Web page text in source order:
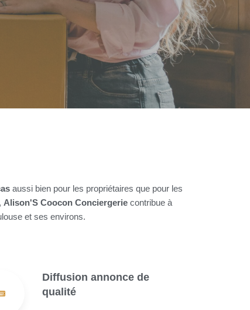
aussi bien pour les propriétaires que pour les
Alison'S Coocon Conciergerie contribue à
et ses environs.
Diffusion annonce de
qualité